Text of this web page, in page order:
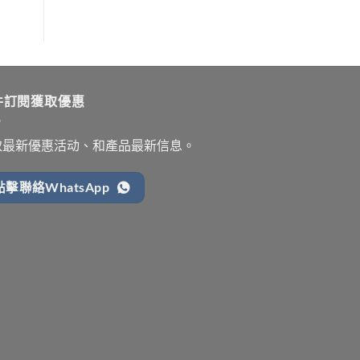
訂閱獲取優惠
新優惠活动、和產品最新信息。
擊聯絡WhatsApp